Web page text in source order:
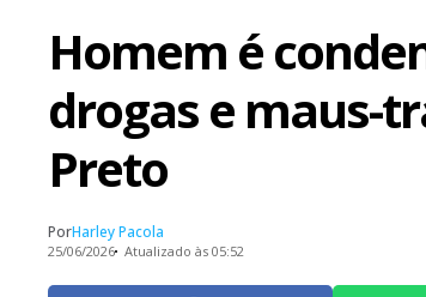
Homem é
drogas e maus-
Preto
PorHarley Pacola
25/06/2026 Atualizado às 05:52